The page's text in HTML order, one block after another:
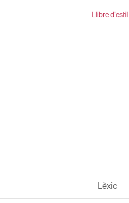
Llibre d'estil
Lèxic